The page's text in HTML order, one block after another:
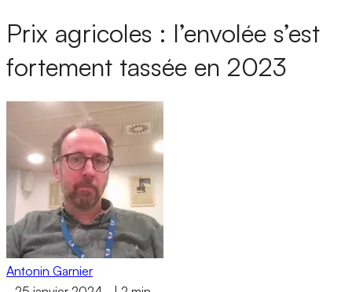
Prix agricoles : l’envolée s’est
fortement tassée en 2023
Antonin Garnier